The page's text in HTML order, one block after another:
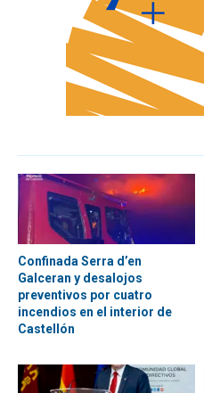
Confinada Serra d’en
Galceran y desalojos
preventivos por cuatro
incendios en el interior de
Castellón